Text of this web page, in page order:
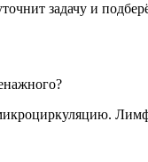
задачу и